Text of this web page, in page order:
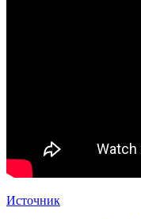
Источник